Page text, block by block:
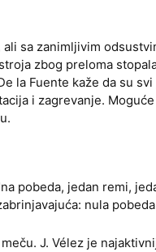
sa zanimljivim
zbog preloma
la Fuente kaže da su
i zagrevanje.
pobeda, jedan remi,
nula
J. Vélez je